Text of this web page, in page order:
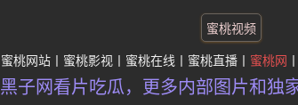
蜜桃视频
蜜桃网站 蜜桃影视 蜜桃在线 蜜桃直播 蜜桃网
黑子网看片吃瓜，更多内部图片和独